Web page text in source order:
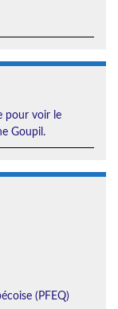
pour voir le
Goupil.
(PFEQ)